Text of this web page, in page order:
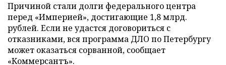
Причиной стали долги федерального центра
перед «Империей», достигающие 1,8 млрд.
рублей. Если не удастся договориться с
отказниками, вся программа ДЛО по Петербургу
может оказаться сорванной, сообщает
«Коммерсантъ».